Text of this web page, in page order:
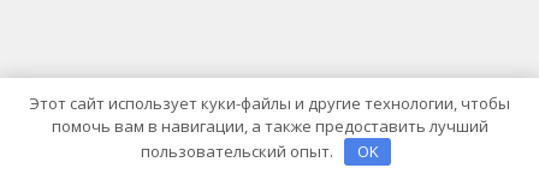
Этот сайт использует куки-файлы и другие технологии, чтобы
помочь вам в навигации, а также предоставить лучший
пользовательский опыт.
OK